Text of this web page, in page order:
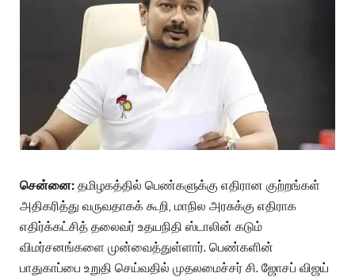
சென்னை: தமிழகத்தில் பெண்களுக்கு எதிரான குற்றங்கள்
அதிகரித்து வருவதாகக் கூறி, மாநில அரசுக்கு எதிராக
எதிர்க்கட்சித் தலைவர் உதயநிதி ஸ்டாலின் கடும்
விமர்சனங்களை முன்வைத்துள்ளார். பெண்களின்
பாதுகாப்பை உறுதி செய்வதில் முதலமைச்சர் சி. ஜோசப் விஜய்